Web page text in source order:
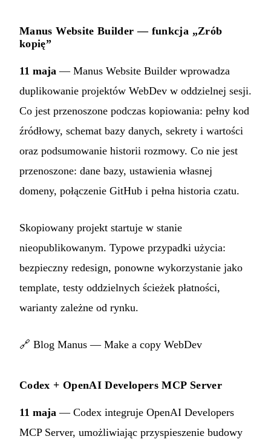
Manus Website Builder — funkcja „Zrób
kopię”
11 maja — Manus Website Builder wprowadza
duplikowanie projektów WebDev w oddzielnej sesji.
Co jest przenoszone podczas kopiowania: pełny kod
źródłowy, schemat bazy danych, sekrety i wartości
oraz podsumowanie historii rozmowy. Co nie jest
przenoszone: dane bazy, ustawienia własnej
domeny, połączenie GitHub i pełna historia czatu.
Skopiowany projekt startuje w stanie
nieopublikowanym. Typowe przypadki użycia:
bezpieczny redesign, ponowne wykorzystanie jako
template, testy oddzielnych ścieżek płatności,
warianty zależne od rynku.
🔗 Blog Manus — Make a copy WebDev
Codex + OpenAI Developers MCP Server
11 maja — Codex integruje OpenAI Developers
MCP Server, umożliwiając przyspieszenie budowy